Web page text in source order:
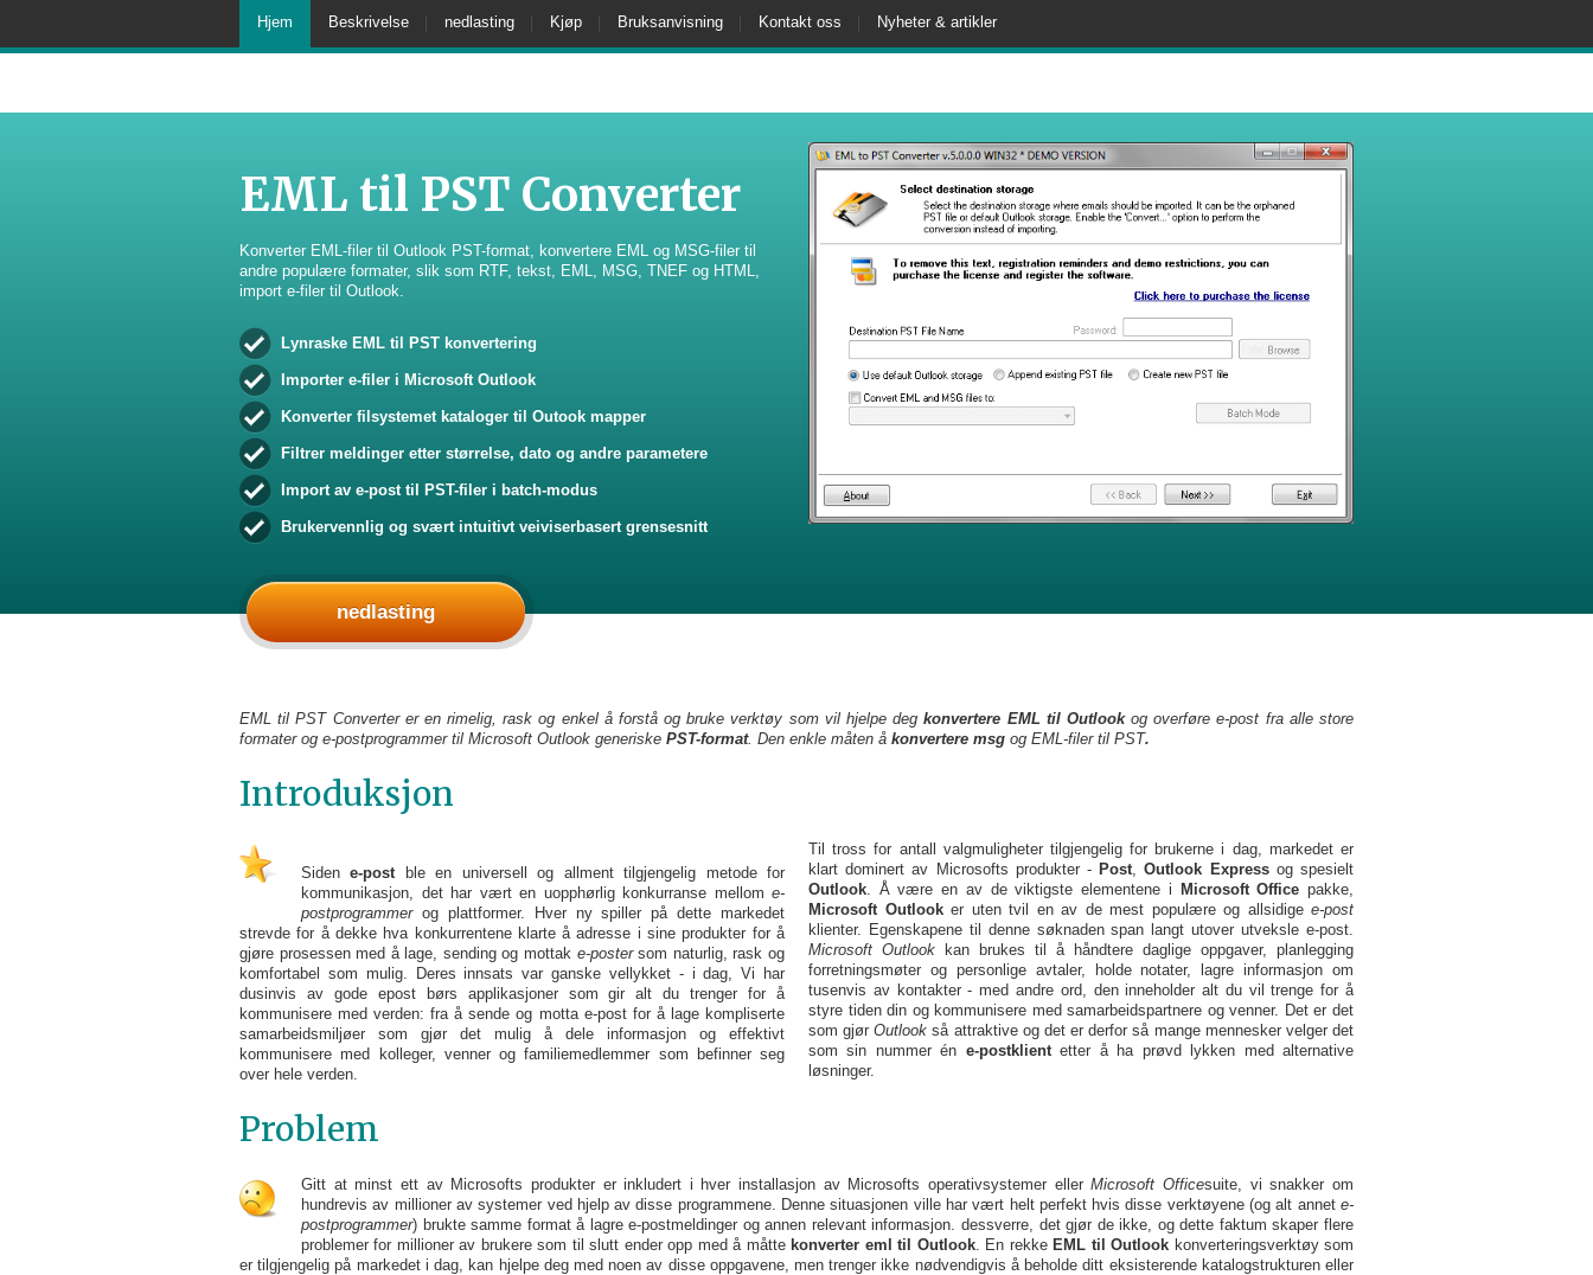
Hjem Beskrivelse nedlasting Kjøp Bruksanvisning Kontakt oss Nyheter & artikler
EML til PST Converter
Konverter EML-filer til Outlook PST-format, konvertere EML og MSG-filer til
andre populære formater, slik som RTF, tekst, EML, MSG, TNEF og HTML,
import e-filer til Outlook.
Lynraske EML til PST konvertering
Importer e-filer i Microsoft Outlook
Konverter filsystemet kataloger til Outook mapper
Filtrer meldinger etter størrelse, dato og andre parametere
Import av e-post til PST-filer i batch-modus
Brukervennlig og svært intuitivt veiviserbasert grensesnitt
nedlasting
EML til PST Converter er en rimelig, rask og enkel å forstå og bruke verktøy som vil hjelpe degkonvertere EML til Outlookog overføre e-post fra alle store
formater og e-postprogrammer til Microsoft Outlook generiske PST-format. Den enkle måten å konvertere msg og EML-filer til PST.
Introduksjon
Sidene-postble en universell og allment tilgjengelig metode for
kommunikasjon, det har vært en uopphørlig konkurranse mellom e-
postprogrammerog plattformer. Hver ny spiller på dette markedet
strevde for å dekke hva konkurrentene klarte å adresse i sine produkter for å
gjøre prosessen med å lage, sending og mottak e-postersom naturlig, rask og
komfortabel som mulig. Deres innsats var ganske vellykket - i dag, Vi har
dusinvis av gode epost børs applikasjoner som gir alt du trenger for å
kommunisere med verden: fra å sende og motta e-post for å lage kompliserte
samarbeidsmiljøer som gjør det mulig å dele informasjon og effektivt
kommunisere med kolleger, venner og familiemedlemmer som befinner seg
over hele verden.
Til tross for antall valgmuligheter tilgjengelig for brukerne i dag, markedet er
klart dominert av Microsofts produkter - Post,Outlook Expressog spesielt
Outlook. Å være en av de viktigste elementene i Microsoft Office pakke,
Microsoft Outlooker uten tvil en av de mest populære og allsidige e-post
klienter. Egenskapene til denne søknaden span langt utover utveksle e-post.
Microsoft Outlook kan brukes til å håndtere daglige oppgaver, planlegging
forretningsmøter og personlige avtaler, holde notater, lagre informasjon om
tusenvis av kontakter - med andre ord, den inneholder alt du vil trenge for å
styre tiden din og kommunisere med samarbeidspartnere og venner. Det er det
som gjørOutlook så attraktive og det er derfor så mange mennesker velger det
som sin nummer én e-postklientetter å ha prøvd lykken med alternative
løsninger.
Problem
Gitt at minst ett av Microsofts produkter er inkludert i hver installasjon av Microsofts operativsystemer ellerMicrosoft Officesuite, vi snakker om
hundrevis av millioner av systemer ved hjelp av disse programmene. Denne situasjonen ville har vært helt perfekt hvis disse verktøyene (og alt annet e-
postprogrammer) brukte samme format å lagre e-postmeldinger og annen relevant informasjon. dessverre, det gjør de ikke, og dette faktum skaper flere
problemer for millioner av brukere som til slutt ender opp med å måtte konverter eml til Outlook. En rekke EML til Outlook konverteringsverktøy som
er tilgjengelig på markedet i dag, kan hjelpe deg med noen av disse oppgavene, men trenger ikke nødvendigvis å beholde ditt eksisterende katalogstrukturen eller